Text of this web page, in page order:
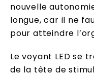
nouvelle
longue, car il ne
pour atteindre
Le voyant LED se
de la tête de